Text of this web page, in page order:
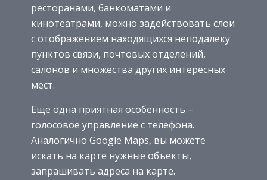
ресторанами, банкоматами и
кинотеатрами, можно задействовать слои
с отображением находящихся неподалеку
пунктов связи, почтовых отделений,
салонов и множества других интересных
мест.
Еще одна приятная особенность –
голосовое управление с телефона.
Аналогично Google Maps, вы можете
искать на карте нужные объекты,
запрашивать адреса на карте.